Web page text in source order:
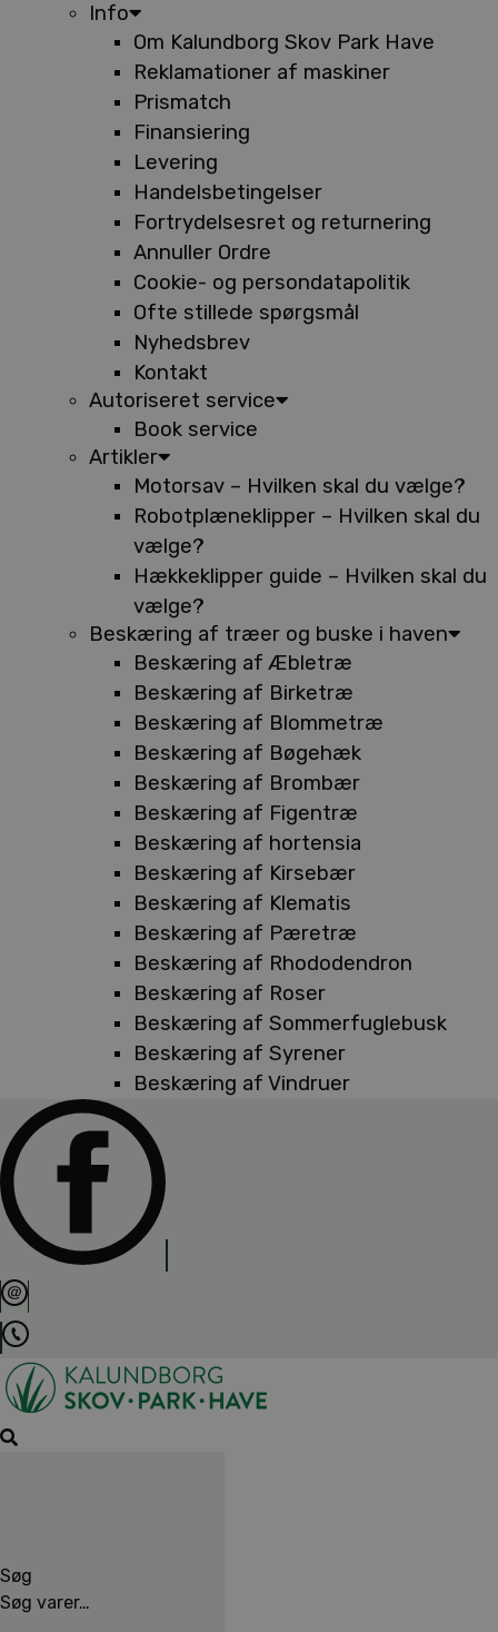
Info
Om Kalundborg Skov Park Have
Reklamationer af maskiner
Prismatch
Finansiering
Levering
Handelsbetingelser
Fortrydelsesret og returnering
Annuller Ordre
Cookie- og persondatapolitik
Ofte stillede spørgsmål
Nyhedsbrev
Kontakt
Autoriseret service
Book service
Artikler
Motorsav – Hvilken skal du vælge?
Robotplæneklipper – Hvilken skal du
vælge?
Hækkeklipper guide – Hvilken skal du
vælge?
Beskæring af træer og buske i haven
Beskæring af Æbletræ
Beskæring af Birketræ
Beskæring af Blommetræ
Beskæring af Bøgehæk
Beskæring af Brombær
Beskæring af Figentræ
Beskæring af hortensia
Beskæring af Kirsebær
Beskæring af Klematis
Beskæring af Pæretræ
Beskæring af Rhododendron
Beskæring af Roser
Beskæring af Sommerfuglebusk
Beskæring af Syrener
Beskæring af Vindruer
Søg
Søg varer…